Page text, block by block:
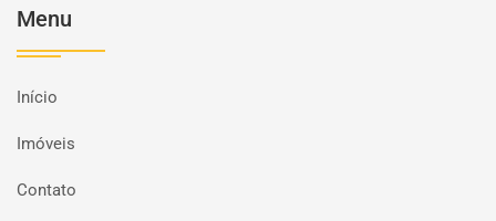
Menu
Início
Imóveis
Contato